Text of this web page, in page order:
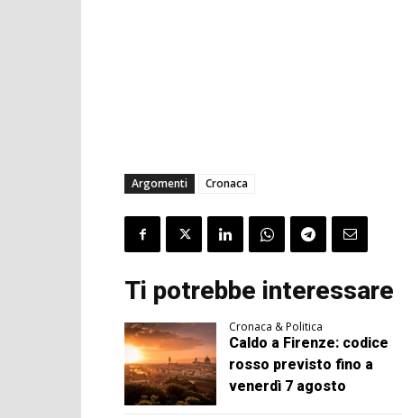
Argomenti Cronaca
Ti potrebbe interessare
Cronaca & Politica
Caldo a Firenze: codice
rosso previsto fino a
venerdì 7 agosto